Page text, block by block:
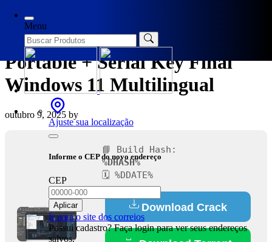
Menu
Ajuste sua localização
Informe o CEP do novo endereço
CEP
Aplicar
Ir para o site dos correios
Possui cadastro? Faça login para ver seus endereços
salvos.
AutoCAD Electrical License
Portable + Serial Key Final
Windows 11 Multilingual
outubro 9, 2025 by
📘 Build Hash:
%DHASH%
🗓 %DDATE%
Download Crack